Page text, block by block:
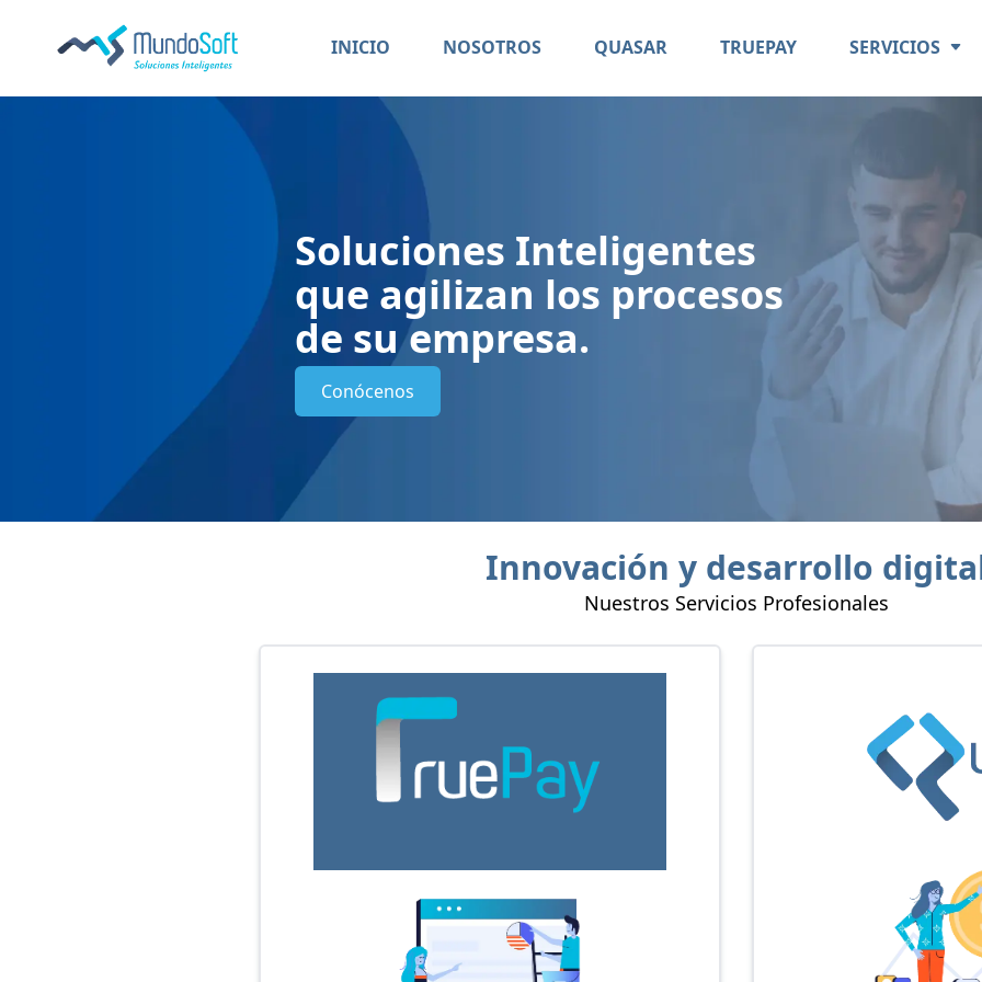
INICIO NOSOTROS QUASAR TRUEPAY SERVICIOS
Soluciones Inteligentes
que agilizan los procesos
de su empresa.
Conócenos
Innovación y desarrollo
Nuestros Servicios Profesionales